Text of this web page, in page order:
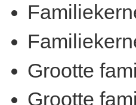
Grootte
Grootte